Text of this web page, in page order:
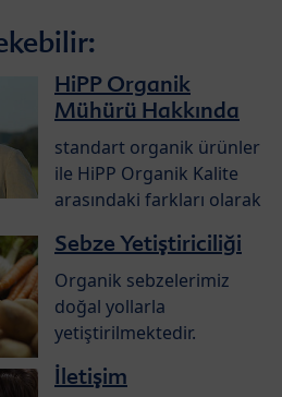
HiPP Organik
Mühürü Hakkında
standart organik ürünler
ile HiPP Organik Kalite
arasındaki farkları olarak
Sebze Yetiştiriciliği
Organik sebzelerimiz
doğal yollarla
yetiştirilmektedir.
İletişim